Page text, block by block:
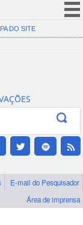
(COVID-19)
Canais
DO SITE
E-mail do Pesquisador
Área de imprensa